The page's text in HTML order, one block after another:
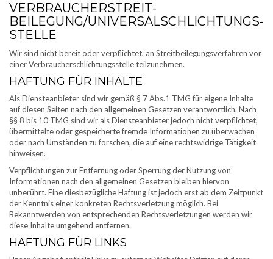
VERBRAUCHER­STREIT­
BEILEGUNG/UNIVERSAL­SCHLICHTUNGS­
STELLE
Wir sind nicht bereit oder verpflichtet, an Streitbeilegungsverfahren vor
einer Verbraucherschlichtungsstelle teilzunehmen.
HAFTUNG FÜR INHALTE
Als Diensteanbieter sind wir gemäß § 7 Abs.1 TMG für eigene Inhalte
auf diesen Seiten nach den allgemeinen Gesetzen verantwortlich. Nach
§§ 8 bis 10 TMG sind wir als Diensteanbieter jedoch nicht verpflichtet,
übermittelte oder gespeicherte fremde Informationen zu überwachen
oder nach Umständen zu forschen, die auf eine rechtswidrige Tätigkeit
hinweisen.
Verpflichtungen zur Entfernung oder Sperrung der Nutzung von
Informationen nach den allgemeinen Gesetzen bleiben hiervon
unberührt. Eine diesbezügliche Haftung ist jedoch erst ab dem Zeitpunkt
der Kenntnis einer konkreten Rechtsverletzung möglich. Bei
Bekanntwerden von entsprechenden Rechtsverletzungen werden wir
diese Inhalte umgehend entfernen.
HAFTUNG FÜR LINKS